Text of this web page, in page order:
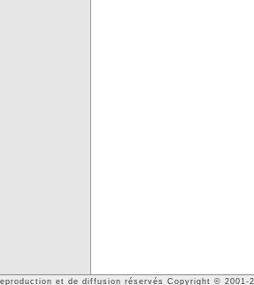
et de diffusion réservés Copyright © 2001-